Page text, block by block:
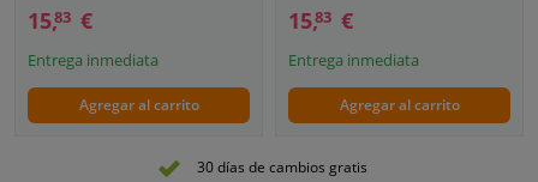
15,83 €
Entrega inmediata
Agregar al carrito
15,83 €
Entrega inmediata
Agregar al carrito
30 días de cambios gratis